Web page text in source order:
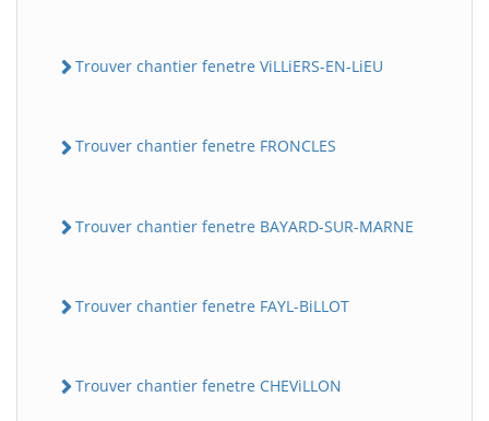
Trouver chantier fenetre ViLLiERS-EN-LiEU
Trouver chantier fenetre FRONCLES
Trouver chantier fenetre BAYARD-SUR-MARNE
Trouver chantier fenetre FAYL-BiLLOT
Trouver chantier fenetre CHEViLLON